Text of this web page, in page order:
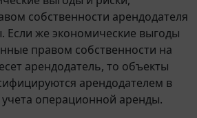
собственности арендодателя
Если же экономические выгоды
правом собственности на
арендодатель, то объекты
арендодателем в
учета операционной аренды.